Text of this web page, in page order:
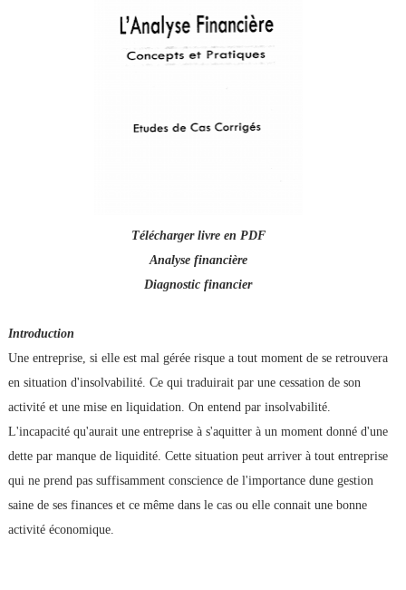
Télécharger livre en PDF
Analyse financière
Diagnostic financier
Introduction
Une entreprise, si elle est mal gérée risque a tout moment de se retrouvera
en situation d'insolvabilité. Ce qui traduirait par une cessation de son
activité et une mise en liquidation. On entend par insolvabilité.
L'incapacité qu'aurait une entreprise à s'aquitter à un moment donné d'une
dette par manque de liquidité. Cette situation peut arriver à tout entreprise
qui ne prend pas suffisamment conscience de l'importance dune gestion
saine de ses finances et ce même dans le cas ou elle connait une bonne
activité économique.